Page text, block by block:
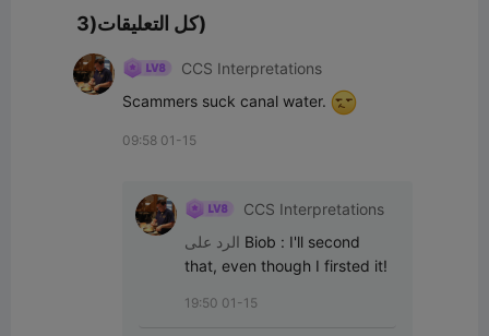
كل التعليقات(3)
CCS Interpretations
Scammers suck canal water.
09:58 01-15
CCS Interpretations
Biob : I'll second
that, even though I firsted it!
19:50 01-15